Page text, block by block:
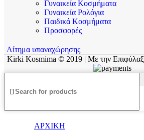
Γυναικεία Κοσμήματα
Γυναικεία Ρολόγια
Παιδικά Κοσμήματα
Προσφορές
Αίτημα υπαναχώρησης
Kirki Kosmima © 2019 | Με την
ΑΡΧΙΚΗ